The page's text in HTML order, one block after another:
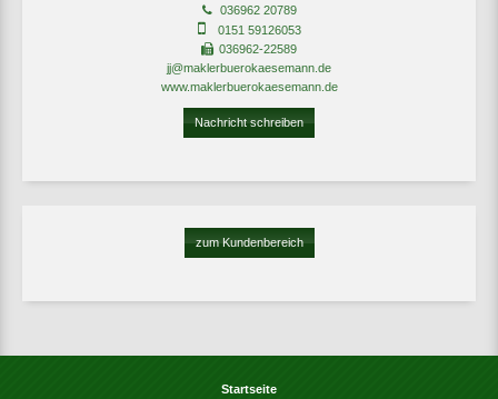
036962 20789
0151 59126053
036962-22589
jj@maklerbuerokaesemann.de
www.maklerbuerokaesemann.de
Nachricht schreiben
zum Kundenbereich
Startseite